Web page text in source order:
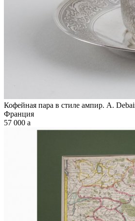
Кофейная пара в стиле ампир. А.
Франция
57 000 a